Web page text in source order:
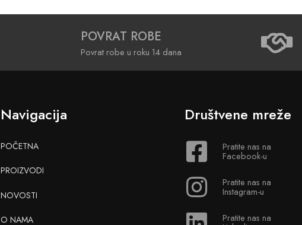
POVRAT ROBE
Povrat robe u roku 14 dana
Navigacija
POČETNA
PROIZVODI
NOVOSTI
O NAMA
Društvene mreže
Pratite nas na
Facebook-u
Pratite nas na
Instagram-u
Pratite nas na